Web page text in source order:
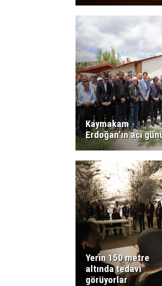
Kaymakam
Erdoğan’ın acı
Yerin 150 metre
altında tedavi
görüyorlar